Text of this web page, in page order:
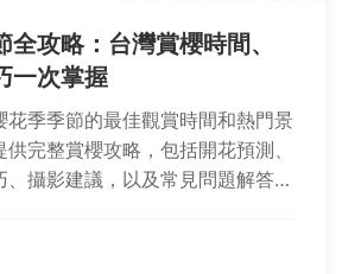
全攻略：台灣賞櫻時間、
一次掌握
花季季節的最佳觀賞時間和熱門景
完整賞櫻攻略，包括開花預測、
、攝影建議，以及常見問題解答，